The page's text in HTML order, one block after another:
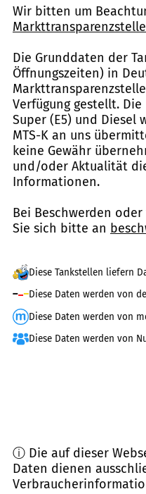
Wir bitten um
Die Grunddaten der
Öffnungszeiten) in
Verfügung gestellt.
Super (E5) und Diesel
MTS-K an uns
keine Gewähr
und/oder Aktualität
Informationen.
Bei Beschwerden
Sie sich bitte an
Diese Tankstellen liefern
Diese Daten werden von
Diese Daten werden von
Diese Daten werden von
ⓘ Die auf dieser
Daten dienen